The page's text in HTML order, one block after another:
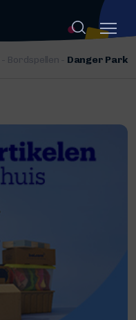
- Bordspellen - Danger Park